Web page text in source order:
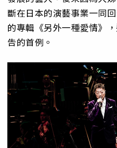
斷在日本的演藝事業一同
的專輯《另外一種愛情》
告的首例。